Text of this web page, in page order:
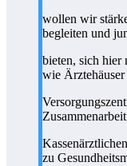
wollen wir
begleiten und
bieten, sich hier
wie Ärztehäuser
zu